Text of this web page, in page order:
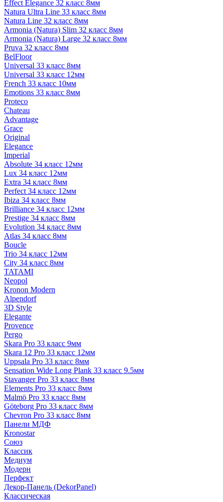
Effect Elegance 32 класс 8мм
Natura Ultra Line 33 класс 8мм
Natura Line 32 класс 8мм
Armonia (Natura) Slim 32 класс 8мм
Armonia (Natura) Large 32 класс 8мм
Pruva 32 класс 8мм
BelFloor
Universal 33 класс 8мм
Universal 33 класс 12мм
French 33 класс 10мм
Emotions 33 класс 8мм
Proteco
Chateau
Advantage
Grace
Original
Elegance
Imperial
Absolute 34 класс 12мм
Lux 34 класс 12мм
Extra 34 класс 8мм
Perfect 34 класс 12мм
Ibiza 34 класс 8мм
Brilliance 34 класс 12мм
Prestige 34 класс 8мм
Evolution 34 класс 8мм
Atlas 34 класс 8мм
Boucle
Trio 34 класс 12мм
City 34 класс 8мм
TATAMI
Neopol
Kronon Modern
Alpendorf
3D Style
Elegante
Provence
Pergo
Skara Pro 33 класс 9мм
Skara 12 Pro 33 класс 12мм
Uppsala Pro 33 класс 8мм
Sensation Wide Long Plank 33 класс 9.5мм
Stavanger Pro 33 класс 8мм
Elements Pro 33 класс 8мм
Malmö Pro 33 класс 8мм
Göteborg Pro 33 класс 8мм
Chevron Pro 33 класс 8мм
Панели МДФ
Кronostar
Союз
Классик
Медиум
Модерн
Перфект
Декор-Панель (DekorPanel)
Классическая